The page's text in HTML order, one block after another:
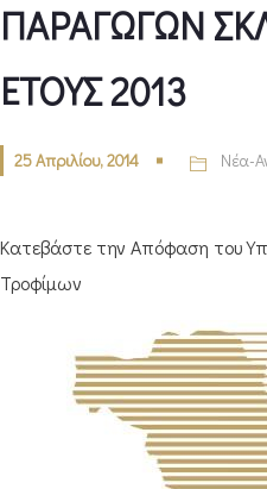
ΠΑΡΑΓΩΓΩΝ
ΕΤΟΥΣ 2013
25 Απριλίου, 2014 Νέα-
Κατεβάστε την Απόφαση του
Τροφίμων